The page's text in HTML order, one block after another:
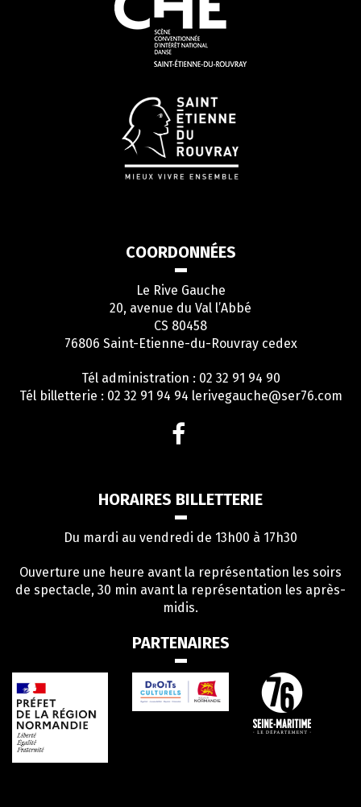
COORDONNÉES
Le Rive Gauche
20, avenue du Val l’Abbé
CS 80458
76806 Saint-Etienne-du-Rouvray cedex
Tél administration : 02 32 91 94 90
Tél billetterie : 02 32 91 94 94 lerivegauche@ser76.com
Facebook
HORAIRES BILLETTERIE
Du mardi au vendredi de 13h00 à 17h30
Ouverture une heure avant la représentation les soirs
de spectacle, 30 min avant la représentation les après-
midis.
PARTENAIRES